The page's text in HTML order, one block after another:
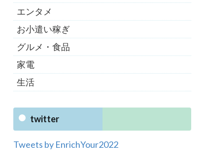
エンタメ
お小遣い稼ぎ
グルメ・食品
家電
生活
twitter
Tweets by EnrichYour2022